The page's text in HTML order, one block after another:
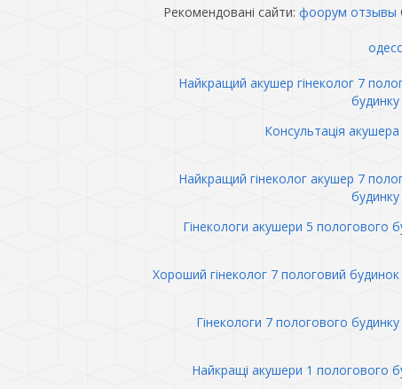
Рекомендовані сайти: фоорум отзывы
Найкращий акушер гінеколог 7
Консультація
Найкращий гінеколог акушер 7
Гінекологи акушери 5 пологового
Хороший гінеколог 7 пологовий
Гінекологи 7 пологового
Найкращі акушери 1 пологового